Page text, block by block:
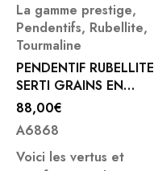
La gamme prestige,
Pendentifs, Rubellite,
Tourmaline
PENDENTIF RUBELLITE
SERTI GRAINS EN
ARGENT
88,00€
A6868
Voici les vertus et